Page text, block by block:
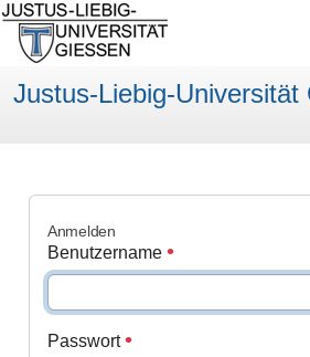
Justus-Liebig-
Anmelden
Benutzername
Passwort